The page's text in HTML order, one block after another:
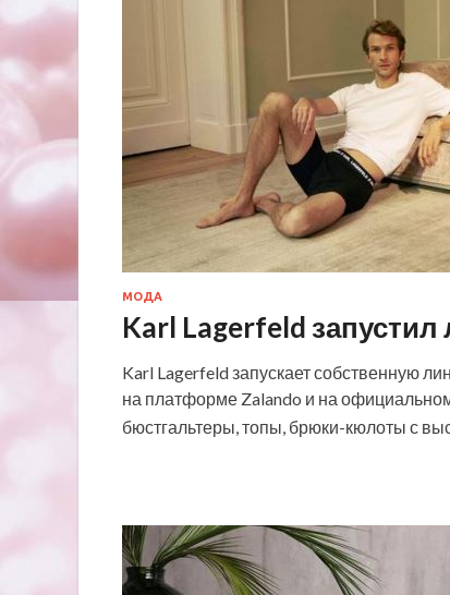
МОДА
Karl Lagerfeld
Karl Lagerfeld запускает собственную
на платформе Zalando и на
бюстгальтеры, топы, брюки-кюлоты с